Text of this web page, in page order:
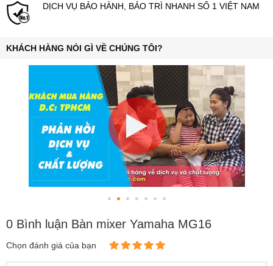
DỊCH VỤ BẢO HÀNH, BẢO TRÌ NHANH SỐ 1 VIỆT NAM
KHÁCH HÀNG NÓI GÌ VỀ CHÚNG TÔI?
0 Bình luận Bàn mixer Yamaha MG16
Chọn đánh giá của bạn